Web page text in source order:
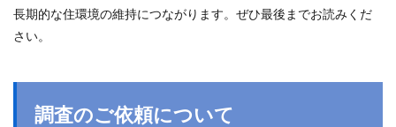
長期的な住環境の維持につながります。ぜひ最後までお読みくだ
さい。
調査のご依頼について